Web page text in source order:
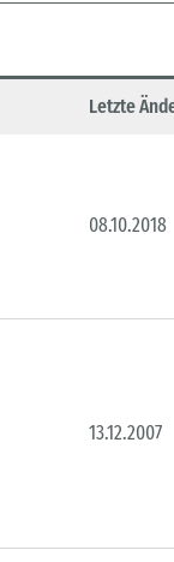
Letzte
08.10.2018
13.12.2007